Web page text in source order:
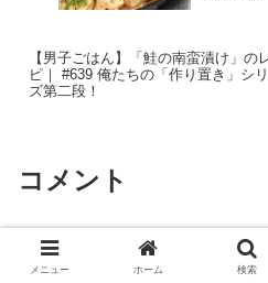
【男子ごはん】「鮭の南蛮漬け」の
ピ｜ #639 俺たちの「作り置き」シ
ズ第二段！
コメント
コメントを
メニュー ホーム 検索